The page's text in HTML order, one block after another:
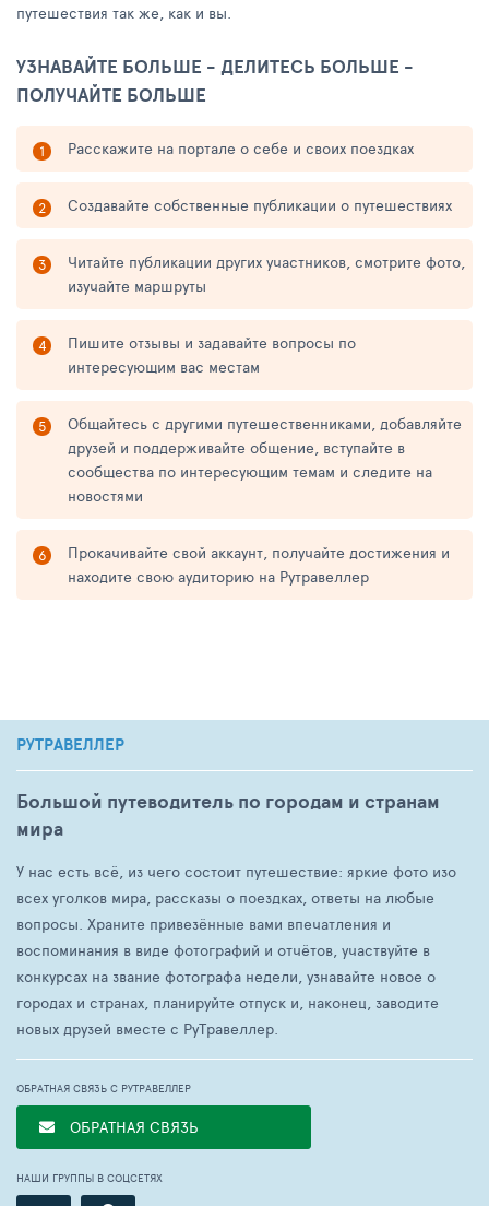
путешествия так же, как и вы.
УЗНАВАЙТЕ БОЛЬШЕ - ДЕЛИТЕСЬ БОЛЬШЕ -
ПОЛУЧАЙТЕ БОЛЬШЕ
Расскажите на портале о себе и своих поездках
Создавайте собственные публикации о путешествиях
Читайте публикации других участников, смотрите фото,
изучайте маршруты
Пишите отзывы и задавайте вопросы по
интересующим вас местам
Общайтесь с другими путешественниками, добавляйте
друзей и поддерживайте общение, вступайте в
сообщества по интересующим темам и следите на
новостями
Прокачивайте свой аккаунт, получайте достижения и
находите свою аудиторию на Рутравеллер
РУТРАВЕЛЛЕР
Большой путеводитель по городам и странам
мира
У нас есть всё, из чего состоит путешествие: яркие фото изо
всех уголков мира, рассказы о поездках, ответы на любые
вопросы. Храните привезённые вами впечатления и
воспоминания в виде фотографий и отчётов, участвуйте в
конкурсах на звание фотографа недели, узнавайте новое о
городах и странах, планируйте отпуск и, наконец, заводите
новых друзей вместе с РуТравеллер.
ОБРАТНАЯ СВЯЗЬ С РУТРАВЕЛЛЕР
ОБРАТНАЯ СВЯЗЬ
НАШИ ГРУППЫ В СОЦСЕТЯХ